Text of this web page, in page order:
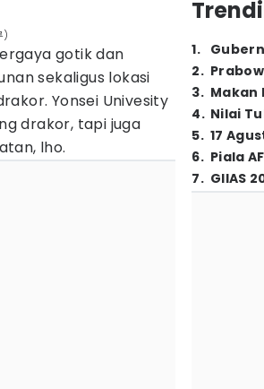
)
gotik dan
sekaligus lokasi
Yonsei Univesity
drakor, tapi juga
lho.
1.
2.
3. Makan
4. Nilai
5. 17
6. Piala
7. GIIAS